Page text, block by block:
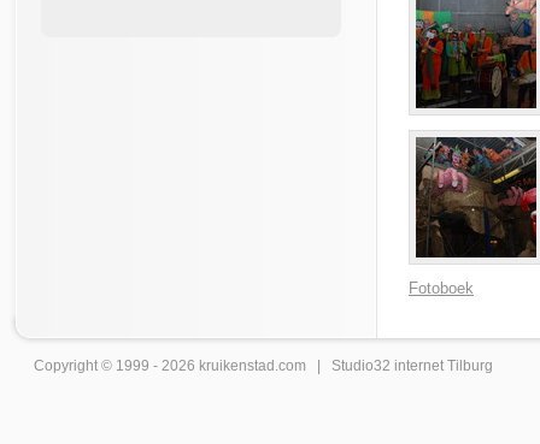
Fotoboek
Copyright © 1999 - 2026 kruikenstad .com | Studio32 internet Tilburg